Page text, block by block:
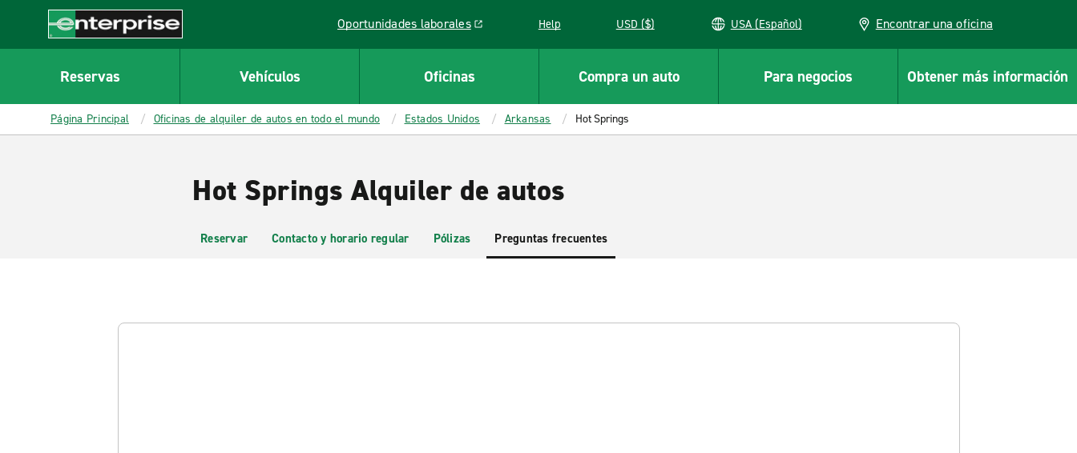
CONTENT
Enterprise
Oportunidades laborales
Link opens in a new window Help USD ($) USA (Español) Encontrar una oficina
Reservas Vehículos Oficinas Compra un auto Para negocios Obtener más información
Página Principal Oficinas de alquiler de autos en todo el mundo Estados Unidos Arkansas Hot Springs
Hot Springs Alquiler de autos
Reservar Contacto y horario regular Pólizas Preguntas frecuentes